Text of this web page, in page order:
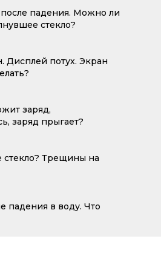
после падения. Можно ли
стекло?
Дисплей потух. Экран
заряд,
заряд прыгает?
стекло? Трещины на
падения в воду. Что